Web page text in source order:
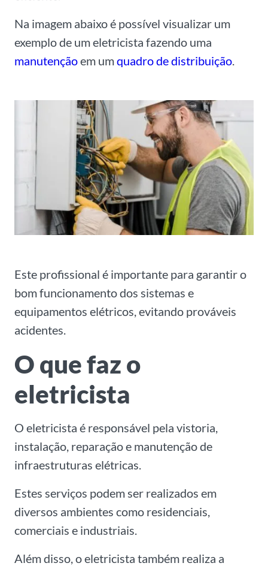
Na imagem abaixo é possível visualizar um
exemplo de um eletricista fazendo uma
manutençãoem umquadro de distribuição.
Este profissional é importante para garantir o
bom funcionamento dos sistemas e
equipamentos elétricos, evitando prováveis
acidentes.
O que faz o
eletricista
O eletricista é responsável pela vistoria,
instalação, reparação e manutenção de
infraestruturas elétricas.
Estes serviços podem ser realizados em
diversos ambientes como residenciais,
comerciais e industriais.
Além disso, o eletricista também realiza a